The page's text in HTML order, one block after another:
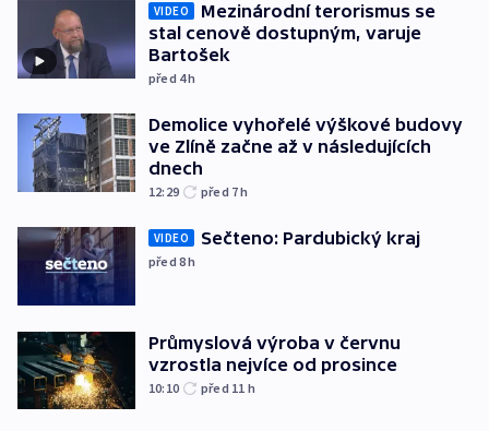
VIDEO
Mezinárodní terorismus se
stal cenově dostupným, varuje
Bartošek
před 4h
Demolice vyhořelé výškové budovy
ve Zlíně začne až v následujících
dnech
12:29 před 7h
VIDEO Sečteno: Pardubický kraj
před 8h
Průmyslová výroba v červnu
vzrostla nejvíce od prosince
10:10 před 11 h